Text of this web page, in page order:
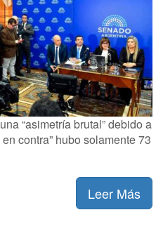
“asimetría brutal” debido a
contra” hubo solamente 73
Leer Más